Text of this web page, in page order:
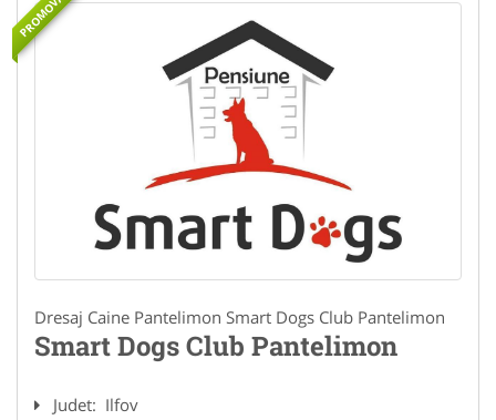
PROMOVAT
Dresaj Caine Pantelimon Smart Dogs Club Pantelimon
Smart Dogs Club Pantelimon
Judet: Ilfov